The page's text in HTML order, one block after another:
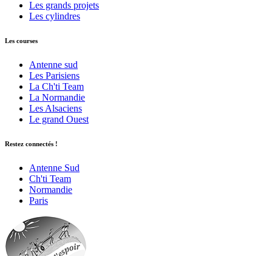
Les grands projets
Les cylindres
Les courses
Antenne sud
Les Parisiens
La Ch'ti Team
La Normandie
Les Alsaciens
Le grand Ouest
Restez connectés !
Antenne Sud
Ch'ti Team
Normandie
Paris